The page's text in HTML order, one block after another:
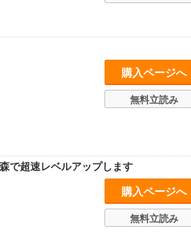
購入ページへ
無料立読み
で超速レベルアップします
購入ページへ
無料立読み